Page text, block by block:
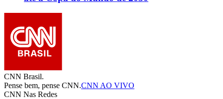
CNN Brasil.
Pense bem, pense CNN.CNN AO VIVO
CNN Nas Redes